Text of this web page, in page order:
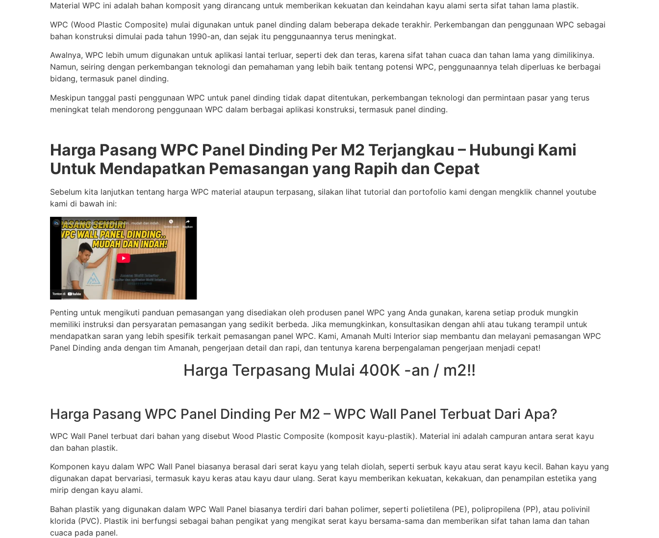
Material WPC ini adalah bahan komposit yang dirancang untuk memberikan kekuatan dan keindahan kayu alami serta sifat tahan lama plastik.
WPC (Wood Plastic Composite) mulai digunakan untuk panel dinding dalam beberapa dekade terakhir. Perkembangan dan penggunaan WPC sebagai
bahan konstruksi dimulai pada tahun 1990-an, dan sejak itu penggunaannya terus meningkat.
Awalnya, WPC lebih umum digunakan untuk aplikasi lantai terluar, seperti dek dan teras, karena sifat tahan cuaca dan tahan lama yang dimilikinya.
Namun, seiring dengan perkembangan teknologi dan pemahaman yang lebih baik tentang potensi WPC, penggunaannya telah diperluas ke berbagai
bidang, termasuk panel dinding.
Meskipun tanggal pasti penggunaan WPC untuk panel dinding tidak dapat ditentukan, perkembangan teknologi dan permintaan pasar yang terus
meningkat telah mendorong penggunaan WPC dalam berbagai aplikasi konstruksi, termasuk panel dinding.
Harga Pasang WPC Panel Dinding Per M2 Terjangkau – Hubungi Kami
Untuk Mendapatkan Pemasangan yang Rapih dan Cepat
Sebelum kita lanjutkan tentang harga WPC material ataupun terpasang, silakan lihat tutorial dan portofolio kami dengan mengklik channel youtube
kami di bawah ini:
Penting untuk mengikuti panduan pemasangan yang disediakan oleh produsen panel WPC yang Anda gunakan, karena setiap produk mungkin
memiliki instruksi dan persyaratan pemasangan yang sedikit berbeda. Jika memungkinkan, konsultasikan dengan ahli atau tukang terampil untuk
mendapatkan saran yang lebih spesifik terkait pemasangan panel WPC. Kami, Amanah Multi Interior siap membantu dan melayani pemasangan WPC
Panel Dinding anda dengan tim Amanah, pengerjaan detail dan rapi, dan tentunya karena berpengalaman pengerjaan menjadi cepat!
Harga Terpasang Mulai 400K -an / m2!!
Harga Pasang WPC Panel Dinding Per M2 – WPC Wall Panel Terbuat Dari Apa?
WPC Wall Panel terbuat dari bahan yang disebut Wood Plastic Composite (komposit kayu-plastik). Material ini adalah campuran antara serat kayu
dan bahan plastik.
Komponen kayu dalam WPC Wall Panel biasanya berasal dari serat kayu yang telah diolah, seperti serbuk kayu atau serat kayu kecil. Bahan kayu yang
digunakan dapat bervariasi, termasuk kayu keras atau kayu daur ulang. Serat kayu memberikan kekuatan, kekakuan, dan penampilan estetika yang
mirip dengan kayu alami.
Bahan plastik yang digunakan dalam WPC Wall Panel biasanya terdiri dari bahan polimer, seperti polietilena (PE), polipropilena (PP), atau polivinil
klorida (PVC). Plastik ini berfungsi sebagai bahan pengikat yang mengikat serat kayu bersama-sama dan memberikan sifat tahan lama dan tahan
cuaca pada panel.